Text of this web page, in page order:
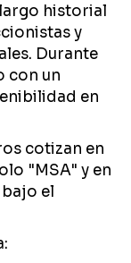
historial
y
Durante
con un
en
cotizan en
"MSA" y en
el